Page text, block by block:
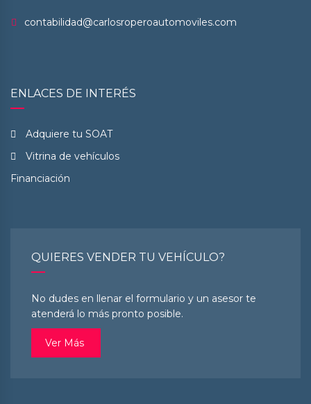
contabilidad@carlosroperoautomoviles.com
ENLACES DE INTERÉS
Adquiere tu SOAT
Vitrina de vehículos
Financiación
QUIERES VENDER TU VEHÍCULO?
No dudes en llenar el formulario y un asesor te
atenderá lo más pronto posible.
Ver Más